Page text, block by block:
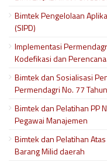
Bimtek Pengelolaan
(SIPD)
Implementasi
Kodefikasi dan
Bimtek dan Sosialisasi
Permendagri No. 77
Bimtek dan Pelatihan PP
Pegawai Manajemen
Bimtek dan Pelatihan
Barang Milid daerah